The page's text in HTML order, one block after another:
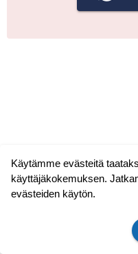
Käytämme evästeitä
käyttäjäkokemuksen.
evästeiden käytön.